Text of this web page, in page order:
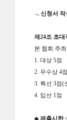
-. 신청서 작
제 24조 초대
본 협회 주
1. 대상 5점
2. 우수상 4점
3. 특선 3점(
4. 입선 1점
◆ 제출시한